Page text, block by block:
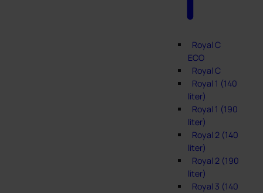
Royal C
ECO
Royal C
Royal 1 (140
liter)
Royal 1 (190
liter)
Royal 2 (140
liter)
Royal 2 (190
liter)
Royal 3 (140